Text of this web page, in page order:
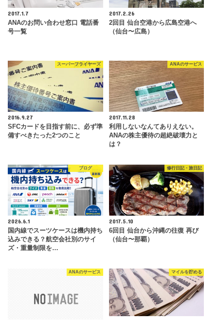
2017.1.7
ANAのお問い合わせ窓口 電話番
号一覧
2017.2.26
2回目 仙台空港から広島空港へ
（仙台〜広島）
スーパーフライヤーズ
2016.9.27
SFCカードを目指す前に、必ず準
備すべきたった2つのこと
ANAのサービス
2017.11.28
利用しないなんてありえない。
ANAの株主優待の超絶破壊力と
は？
ブログ
2026.6.1
国内線でスーツケースは機内持ち
込みできる？航空会社別のサイ
ズ・重量制限を…
修行日記・旅日記
2017.5.10
6回目 仙台から沖縄の往復 再び
（仙台〜那覇）
ANAのサービス マイルを貯める